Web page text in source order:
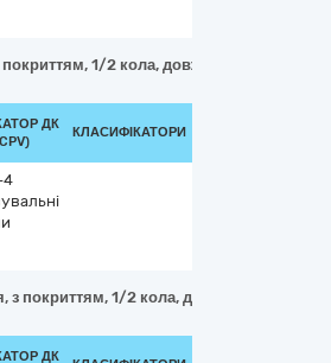
1/2 кола, довжина голки, 40,
ДК
КЛАСИФІКАТОРИ
4
покриттям, 1/2 кола, довжина голки,
ДК